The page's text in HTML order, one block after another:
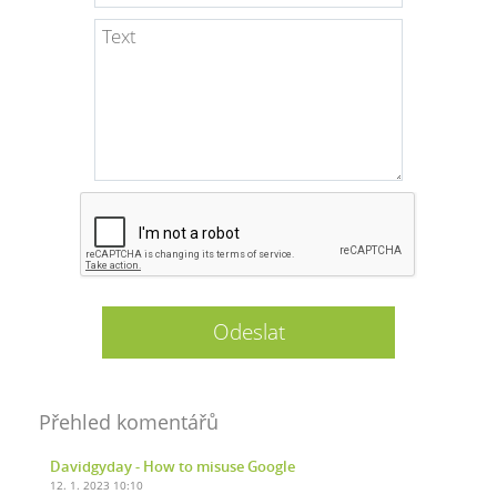
Přehled komentářů
Davidgyday- How to misuse Google
12. 1. 2023 10:10